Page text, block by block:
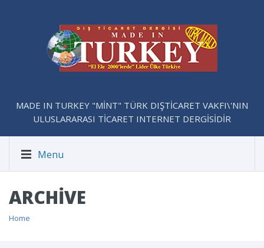
MADE IN TURKEY "MİNT" TÜRK DIŞTİCARET VAKFI\'NIN
ULUSLARARASI TİCARET INTERNET DERGİSİDİR
Menu
ARCHIVE
Home